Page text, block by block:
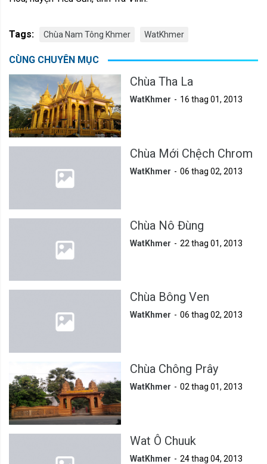
Tags: Chùa Nam Tông Khmer WatKhmer
CÙNG CHUYÊN MỤC
Chùa Tha La
WatKhmer 16 thag 01, 2013
Chùa Mới Chệch Chrom
WatKhmer 06 thag 02, 2013
Chùa Nô Đùng
WatKhmer 22 thag 01, 2013
Chùa Bông Ven
WatKhmer 06 thag 02, 2013
Chùa Chông Prây
WatKhmer 02 thag 01, 2013
Wat Ô Chuuk
WatKhmer 24 thag 04, 2013